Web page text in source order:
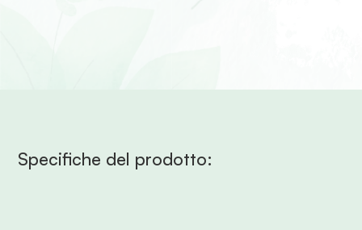
Specifiche del prodotto: